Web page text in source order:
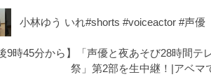
小林ゆう いれ#shorts #voiceactor #声優
9時45分から】「声優と夜あそび28時間
祭」第2部を生中継！|アベマ